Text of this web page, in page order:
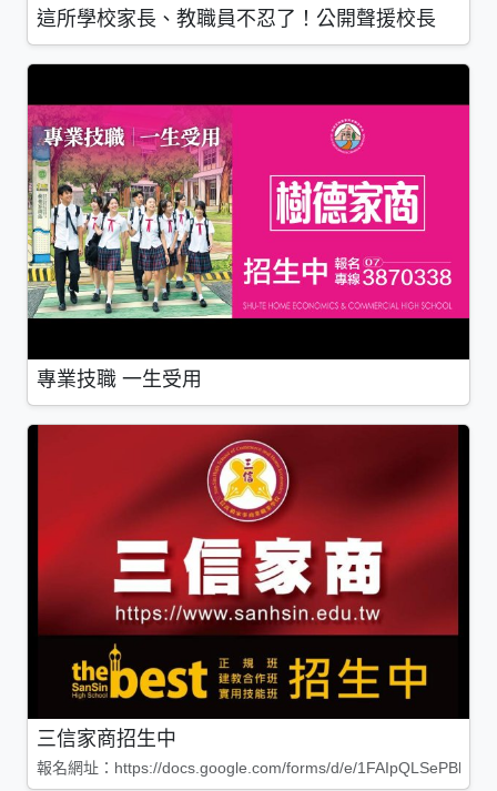
這所學校家長、教職員不忍了！公開聲援校長
專業技職 一生受用
三信家商招生中
報名網址：https://docs.google.com/forms/d/e/